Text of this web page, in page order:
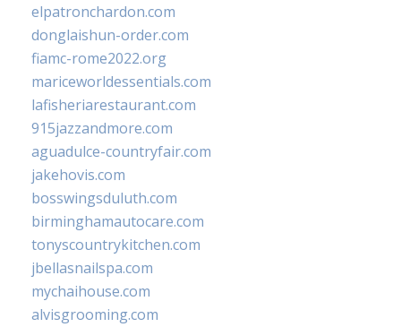
elpatronchardon.com
donglaishun-order.com
fiamc-rome2022.org
mariceworldessentials.com
lafisheriarestaurant.com
915jazzandmore.com
aguadulce-countryfair.com
jakehovis.com
bosswingsduluth.com
birminghamautocare.com
tonyscountrykitchen.com
jbellasnailspa.com
mychaihouse.com
alvisgrooming.com